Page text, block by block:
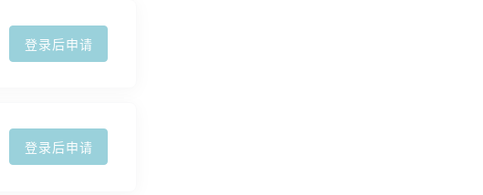
登录后申请
登录后申请